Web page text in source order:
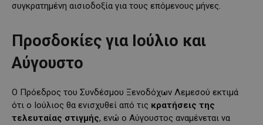
συγκρατημένη αισιοδοξία για τους επόμενους μήνες.
Προσδοκίες για Ιούλιο και
Αύγουστο
Ο Πρόεδρος του Συνδέσμου Ξενοδόχων Λεμεσού εκτιμά
ότι ο Ιούλιος θα ενισχυθεί από τις κρατήσεις της
τελευταίας στιγμής, ενώ ο Αύγουστος αναμένεται να